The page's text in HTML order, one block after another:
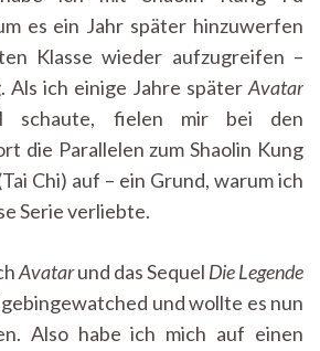
es ein Jahr später hinzuwerfen
Klasse wieder aufzugreifen –
Als ich einige Jahre später Avatar
schaute, fielen mir bei den
die Parallelen zum Shaolin Kung
Chi) auf – ein Grund, warum ich
Serie verliebte.
Avatarund das Sequel Die Legende
und wollte es nun
Also habe ich mich auf einen